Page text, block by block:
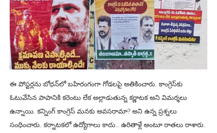
ఈ పోస్టర్లను బోధన్‌లో బహిరంగంగా గోడలపై అతికించారు. కాంగ్రెస్‌కు
ఓటువేసిన పాపానికి కరెంటు లేక అల్లాడుతున్న కర్ణాటక అని విమర్శలు
ఉన్నాయి. కన్నింగ్ కాంగ్రెస్ మనకు అవసరామా? అని ఉన్న ప్రశ్నలు
సంధించారు. కర్నాటకలో ఉద్యోగాలు కాదు.. ఉరితాళ్లే అంటూ రాతలు రాశారు.